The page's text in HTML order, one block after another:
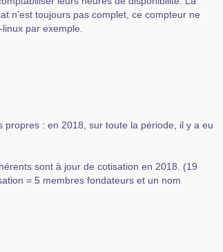
n’est toujours pas complet, ce compteur ne
par exemple.
propres : en 2018, sur toute la période, il y a eu
sont à jour de cotisation en 2018. (19
= 5 membres fondateurs et un nom